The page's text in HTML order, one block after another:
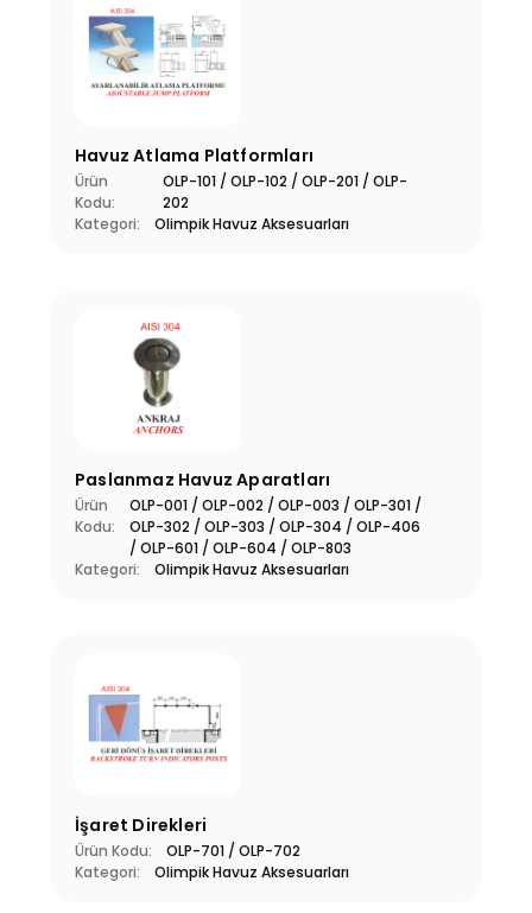
Havuz Atlama Platformları
Ürün
Kodu:
OLP-101 / OLP-102 / OLP-201 / OLP-
202
Kategori:
Olimpik Havuz Aksesuarları
Paslanmaz Havuz Aparatları
Ürün
Kodu:
OLP-001 / OLP-002 / OLP-003 / OLP-301 /
OLP-302 / OLP-303 / OLP-304 / OLP-406
/ OLP-601 / OLP-604 / OLP-803
Kategori:
Olimpik Havuz Aksesuarları
İşaret Direkleri
Ürün Kodu:
OLP-701 / OLP-702
Kategori:
Olimpik Havuz Aksesuarları